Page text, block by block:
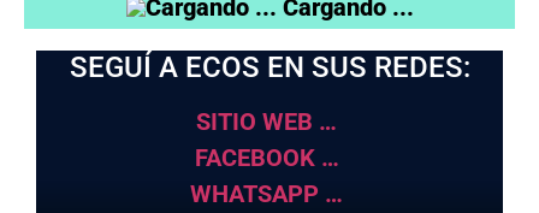
Cargando ...
SEGUÍ A ECOS EN SUS REDES:
SITIO WEB …
FACEBOOK …
WHATSAPP …